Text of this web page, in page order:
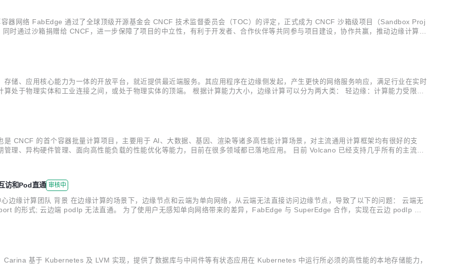
器网络 FabEdge 通过了全球顶级开源基金会 CNCF 技术监督委员会（TOC）的评定，正式成为 CNCF 沙箱级项目（Sandbox Proj
时通过沙箱捐赠给 CNCF，进一步保障了项目的中立性，有利于开发者、合作伙伴等共同参与项目建设，协作共赢，推动边缘计算场
储、应用核心能力为⼀体的开放平台，就近提供最近端服务。其应用程序在边缘侧发起，产生更快的网络服务响应，满足行业在实时
处于物理实体和⼯业连接之间，或处于物理实体的顶端。 根据计算能力大小，边缘计算可以分为两⼤类： 轻边缘：计算能力受限，
...
CNCF 的首个容器批量计算项目，主要用于 AI、大数据、基因、渲染等诸多高性能计算场景，对主流通用计算框架均有很好的支
理、异构硬件管理、面向高性能负载的性能优化等能力，目前在很多领域都已落地应用。 目前 Volcano 已经支持几乎所有的主流计
访和Pod直通 审核中
缘计算团队 背景 在边缘计算的场景下，边缘节点和云端为单向网络，从云端无法直接访问边缘节点，导致了以下的问题： 云端无
的形式; 云边端 podIp 无法直通。 为了使用户无感知单向网络带来的差异，FabEdge 与 SuperEdge 合作，实现在云边 podIp 直
基于 Kubernetes 及 LVM 实现，提供了数据库与中间件等有状态应用在 Kubernetes 中运行所必须的高性能的本地存储能力，